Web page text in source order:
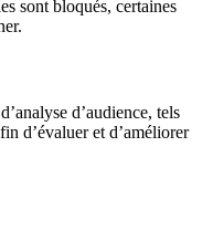
sont bloqués, certaines
d’audience, tels
d’évaluer et d’améliorer